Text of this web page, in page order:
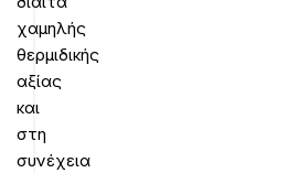
χαμηλής
θερμιδικής
αξίας
και
στη
συνέχεια